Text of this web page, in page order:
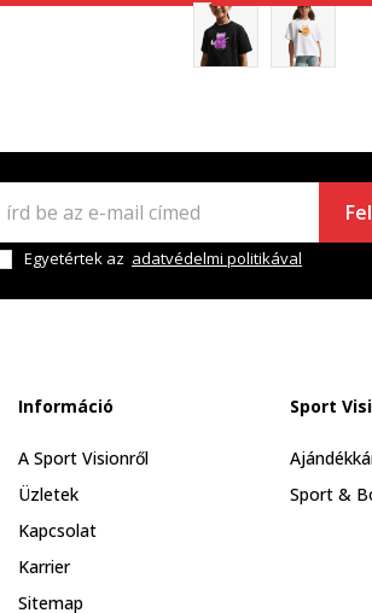
Egyetértek az adatvédelmi politikával
Információ
A Sport Visionről
Üzletek
Kapcsolat
Karrier
Sitemap
Sport
Sport &